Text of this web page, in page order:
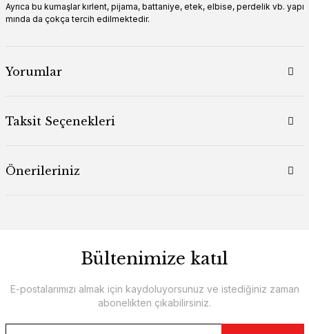
Ayrıca bu kumaşlar kırlent, pijama, battaniye, etek, elbise, perdelik vb. yapı
mında da çokça tercih edilmektedir.
Yorumlar
Taksit Seçenekleri
Önerileriniz
Bültenimize katıl
E-postalarımızı almak için kaydoluyorsunuz ve istediğiniz zaman
abonelikten çıkabilirsiniz.